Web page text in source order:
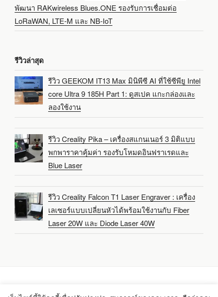
พัฒนา RAKwireless Blues.ONE รองรับการเชื่อมต่อ
LoRaWAN, LTE-M และ NB-IoT
รีวิวล่าสุด
รีวิว GEEKOM IT13 Max มินิพีซี AI ที่ใช้ซีพียู Intel
core Ultra 9 185H Part 1: ดูสเปค แกะกล่องและ
ลองใช้งาน
รีวิว Creality Pika – เครื่องสแกนเนอร์ 3 มิติแบบ
พกพาราคาคุ้มค่า รองรับโหมดอินฟราเรดและ
Blue Laser
รีวิว Creality Falcon T1 Laser Engraver : เครื่อง
เลเซอร์แบบเปลี่ยนหัวได้พร้อมใช้งานกับ Fiber
Laser 20W และ Diode Laser 40W